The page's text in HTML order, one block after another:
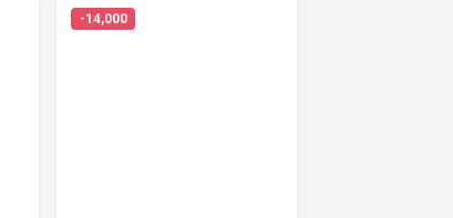
-14,000